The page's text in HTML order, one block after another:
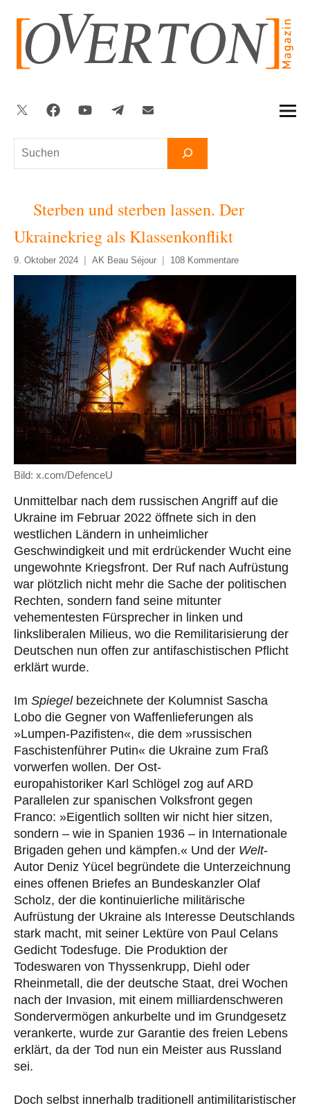
springen
Suchen
Twitter FacebookYouTubeTelegram
Sterben und sterben lassen. Der
Ukrainekrieg als Klassenkonflikt
9. Oktober 2024 AK Beau Séjour 108 Kommentare
Bild: x.com/DefenceU
Unmittelbar nach dem russischen Angriff auf die
Ukraine im Februar 2022 öffnete sich in den
westlichen Ländern in unheimlicher
Geschwindigkeit und mit erdrückender Wucht eine
ungewohnte Kriegsfront. Der Ruf nach Aufrüstung
war plötzlich nicht mehr die Sache der politischen
Rechten, sondern fand seine mitunter
vehementesten Fürsprecher in linken und
linksliberalen Milieus, wo die Remilitarisierung der
Deutschen nun offen zur antifaschistischen Pflicht
erklärt wurde.
Im Spiegelbezeichnete der Kolumnist Sascha
Lobo die Gegner von Waffenlieferungen als
»Lumpen-Pazifisten«, die dem »russischen
Faschistenführer Putin« die Ukraine zum Fraß
vorwerfen wollen. Der Ost-
europahistoriker Karl Schlögel zog auf ARD
Parallelen zur spanischen Volksfront gegen
Franco: »Eigentlich sollten wir nicht hier sitzen,
sondern – wie in Spanien 1936 – in Internationale
Brigaden gehen und kämpfen.« Und der Welt-
Autor Deniz Yücel begründete die Unterzeichnung
eines offenen Briefes an Bundeskanzler Olaf
Scholz, der die kontinuierliche militärische
Aufrüstung der Ukraine als Interesse Deutschlands
stark macht, mit seiner Lektüre von Paul Celans
Gedicht Todesfuge. Die Produktion der
Todeswaren von Thyssenkrupp, Diehl oder
Rheinmetall, die der deutsche Staat, drei Wochen
nach der Invasion, mit einem milliardenschweren
Sondervermögen ankurbelte und im Grundgesetz
verankerte, wurde zur Garantie des freien Lebens
erklärt, da der Tod nun ein Meister aus Russland
sei.
Doch selbst innerhalb traditionell antimilitaristischer